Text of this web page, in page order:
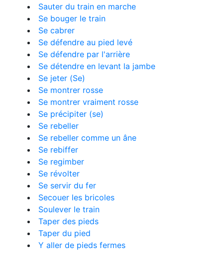
Sauter du train en marche
Se bouger le train
Se cabrer
Se défendre au pied levé
Se défendre par l'arrière
Se détendre en levant la jambe
Se jeter (Se)
Se montrer rosse
Se montrer vraiment rosse
Se précipiter (se)
Se rebeller
Se rebeller comme un âne
Se rebiffer
Se regimber
Se révolter
Se servir du fer
Secouer les bricoles
Soulever le train
Taper des pieds
Taper du pied
Y aller de pieds fermes